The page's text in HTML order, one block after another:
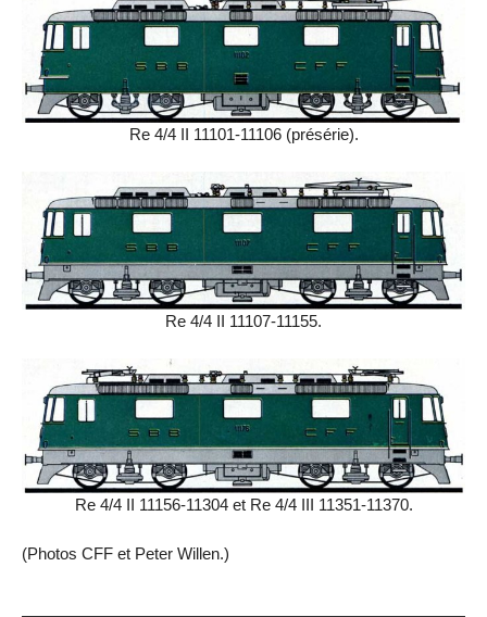
Re 4/4 II 11101-11106 (présérie).
Re 4/4 II 11107-11155.
Re 4/4 II 11156-11304 et Re 4/4 III 11351-11370.
(Photos CFF et Peter Willen.)